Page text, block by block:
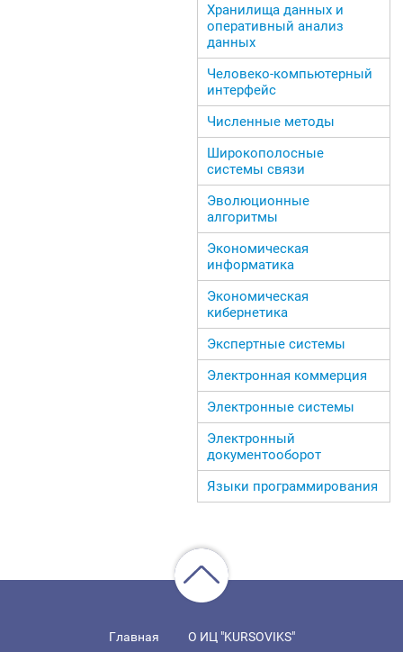
Хранилища данных и
оперативный анализ
данных
Человеко-компьютерный
интерфейс
Численные методы
Широкополосные
системы связи
Эволюционные
алгоритмы
Экономическая
информатика
Экономическая
кибернетика
Экспертные системы
Электронная коммерция
Электронные системы
Электронный
документооборот
Языки программирования
Главная О ИЦ "KURSOVIKS"